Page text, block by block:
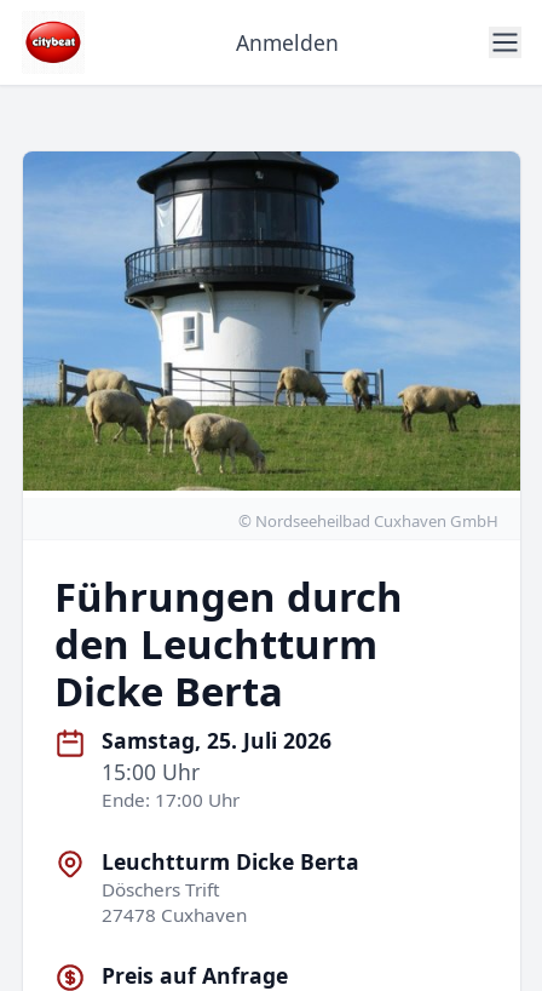
Anmelden
© Nordseeheilbad Cuxhaven GmbH
Führungen durch
den Leuchtturm
Dicke Berta
Samstag, 25. Juli 2026
15:00 Uhr
Ende: 17:00 Uhr
Leuchtturm Dicke Berta
Döschers Trift
27478 Cuxhaven
Preis auf Anfrage